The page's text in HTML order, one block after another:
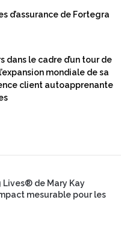
d’assurance de Fortegra
dans le cadre d’un tour de
mondiale de sa
client autoapprenante
Lives® de Mary Kay
mesurable pour les